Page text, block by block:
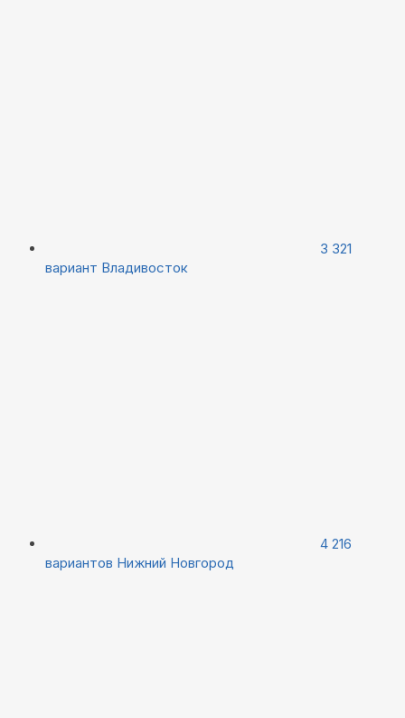
3 321
вариант Владивосток
4 216
вариантов Нижний Новгород